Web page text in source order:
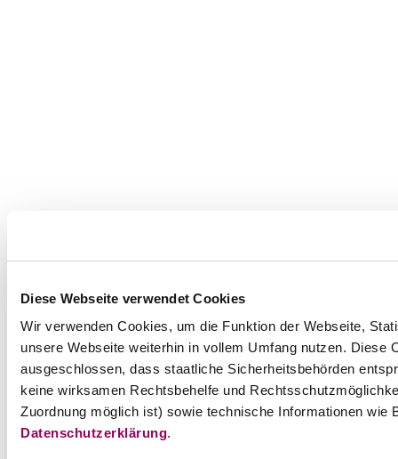
Diese Webseite verwendet Cookies
Wir verwenden Cookies, um die Funktion der Webseite,
unsere Webseite weiterhin in vollem Umfang nutzen.
ausgeschlossen, dass staatliche Sicherheitsbehörden
keine wirksamen Rechtsbehelfe und
Zuordnung möglich ist) sowie technische Informationen
Datenschutzerklärung.